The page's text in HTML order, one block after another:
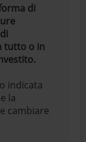
di
tutto o in
indicata
la
cambiare